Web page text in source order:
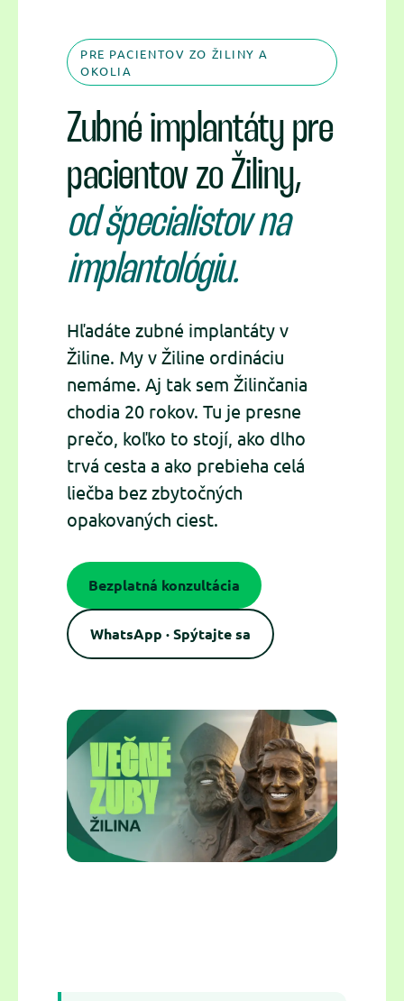
PRE PACIENTOV ZO ŽILINY A
OKOLIA
Zubné implantáty pre
pacientov zo Žiliny,
od špecialistov na
implantológiu.
Hľadáte zubné implantáty v
Žiline. My v Žiline ordináciu
nemáme. Aj tak sem Žilinčania
chodia 20 rokov. Tu je presne
prečo, koľko to stojí, ako dlho
trvá cesta a ako prebieha celá
liečba bez zbytočných
opakovaných ciest.
Bezplatná konzultácia
WhatsApp · Spýtajte sa